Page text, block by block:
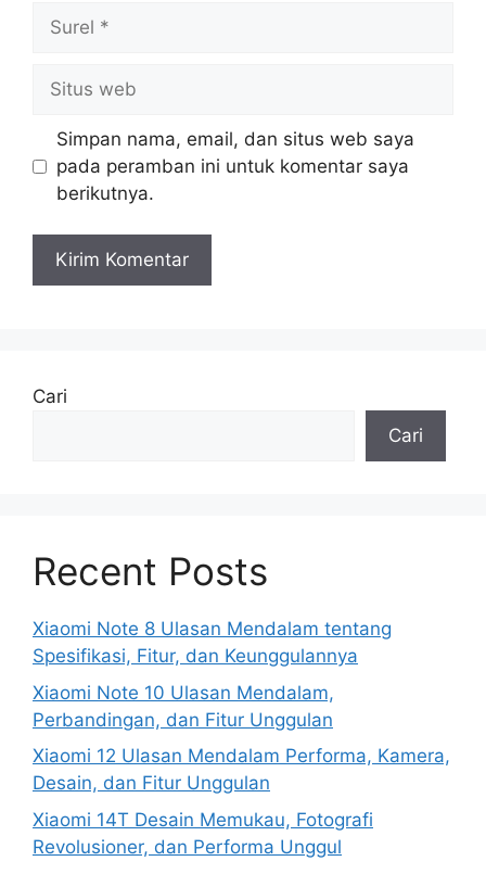
web
Simpan nama, email, dan situs web saya
pada peramban ini untuk komentar saya
berikutnya.
Cari
Cari
Recent Posts
Xiaomi Note 8 Ulasan Mendalam tentang
Spesifikasi, Fitur, dan Keunggulannya
Xiaomi Note 10 Ulasan Mendalam,
Perbandingan, dan Fitur Unggulan
Xiaomi 12 Ulasan Mendalam Performa, Kamera,
Desain, dan Fitur Unggulan
Xiaomi 14T Desain Memukau, Fotografi
Revolusioner, dan Performa Unggul